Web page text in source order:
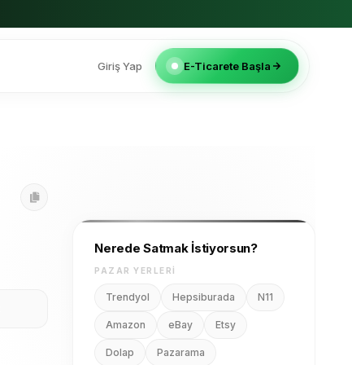
Giriş Yap E-Ticarete Başla
Nerede Satmak İstiyorsun?
PAZAR YERLERI
Trendyol Hepsiburada N11
Amazon eBay Etsy
Dolap Pazarama